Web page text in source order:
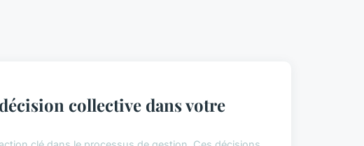
collective dans votre